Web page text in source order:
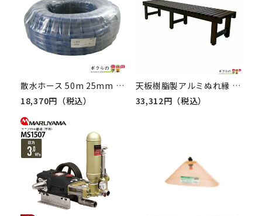
散水ホース 50m 25mm 0.6MPa モカットメッシュホース 水 防藻 ぼうも 耐久性 耐圧 農作業 排水 水やり ホース カクイチ
18,370円（税込）
天板樹脂製アルミぬれ縁 アルミス ANER-1860B 脚部アルミ製 滑り止め加工 アジャスター付き
33,312円（税込）